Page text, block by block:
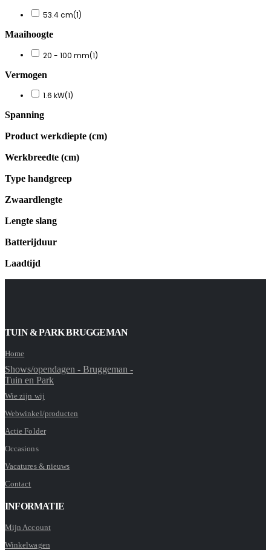
53.4 cm(1)
Maaihoogte
20 - 100 mm(1)
Vermogen
1.6 kW(1)
Spanning
Product werkdiepte (cm)
Werkbreedte (cm)
Type handgreep
Zwaardlengte
Lengte slang
Batterijduur
Laadtijd
TUIN & PARK BRUGGEMAN
Home
Shows/opendagen - Bruggeman -
Tuin en Park
Wie zijn wij
Webwinkel/producten
Actie Folder
Occasions
Vacatures & nieuws
Contact
INFORMATIE
Mijn Account
Winkelwagen